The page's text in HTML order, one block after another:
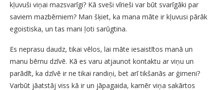
kļuvuši viņai mazsvarīgi? Kā sveši vīrieši var būt svarīgāki par
saviem mazbērniem? Man šķiet, ka mana māte ir kļuvusi pārāk
egoistiska, un tas mani ļoti sarūgtina.
Es neprasu daudz, tikai vēlos, lai māte iesaistītos manā un
manu bērnu dzīvē. Kā es varu atjaunot kontaktu ar viņu un
parādīt, ka dzīvē ir ne tikai randiņi, bet arī tikšanās ar ģimeni?
Varbūt jāatstāj viss kā ir un jāpagaida, kamēr viņa sakārtos